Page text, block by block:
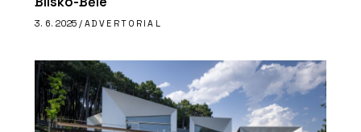
PRODUKTY
Vypínače a zásuvky DECENTE - OBZOR
3. 6. 2025 / ADVERTORIAL